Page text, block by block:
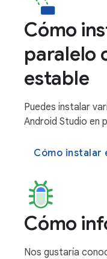
Cómo
paralelo
estable
Puedes instalar
Android Studio en
Cómo
Nos gustaría